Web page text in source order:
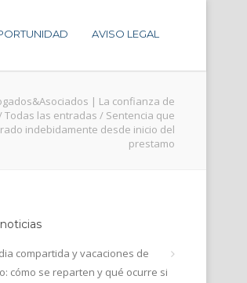
AVISO LEGAL
| La confianza de
Todas las entradas / Sentencia que
indebidamente desde inicio del
prestamo
compartida y vacaciones de
cómo se reparten y qué ocurre si